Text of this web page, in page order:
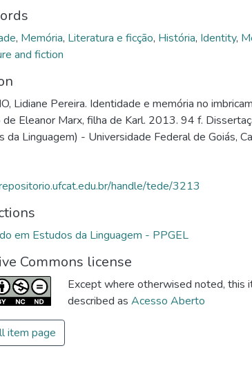
, Memória, Literatura e ficção, História, Identity,
and fiction
Lidiane Pereira. Identidade e memória no
de Eleanor Marx, filha de Karl. 2013. 94 f.
da Linguagem) - Universidade Federal de Goiás,
handle/tede/3213
em Estudos da Linguagem - PPGEL
Commons license
Except where otherwised noted, this
described as Acesso Aberto
item page